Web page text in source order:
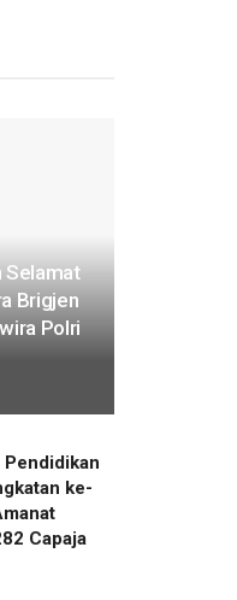
Selamat
Brigjen
Polri
ke-
Capaja